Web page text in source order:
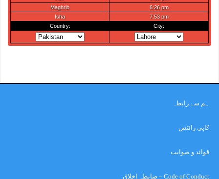
ہم سے رابطہ
کاپی رائٹس
قوائد و ضوابت
Code of Conduct – ضابطہ اخلاق